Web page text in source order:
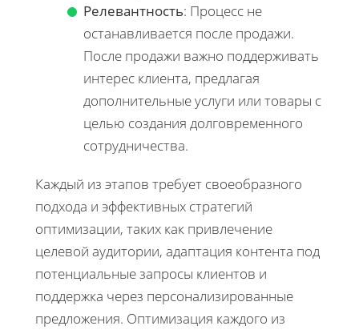
Релевантность: Процесс не
останавливается после продажи.
После продажи важно поддерживать
интерес клиента, предлагая
дополнительные услуги или товары с
целью создания долговременного
сотрудничества.
Каждый из этапов требует своеобразного
подхода и эффективных стратегий
оптимизации, таких как привлечение
целевой аудитории, адаптация контента под
потенциальные запросы клиентов и
поддержка через персонализированные
предложения. Оптимизация каждого из